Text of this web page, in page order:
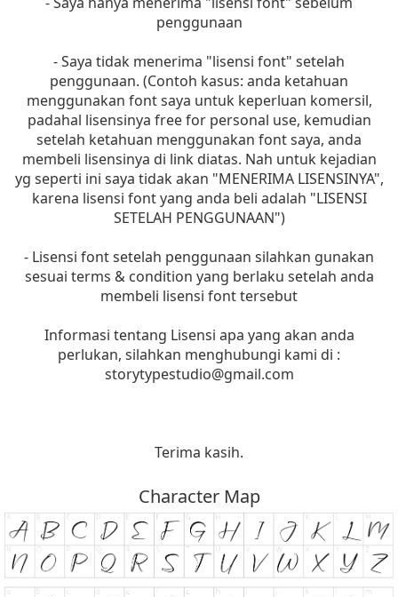
penggunaan
- Saya tidak menerima "lisensi font" setelah
penggunaan. (Contoh kasus: anda ketahuan
menggunakan font saya untuk keperluan komersil,
padahal lisensinya free for personal use, kemudian
setelah ketahuan menggunakan font saya, anda
membeli lisensinya di link diatas. Nah untuk kejadian
yg seperti ini saya tidak akan "MENERIMA LISENSINYA",
karena lisensi font yang anda beli adalah "LISENSI
SETELAH PENGGUNAAN")
- Lisensi font setelah penggunaan silahkan gunakan
sesuai terms & condition yang berlaku setelah anda
membeli lisensi font tersebut
Informasi tentang Lisensi apa yang akan anda
perlukan, silahkan menghubungi kami di :
storytypestudio@gmail.com
Terima kasih.
Character Map